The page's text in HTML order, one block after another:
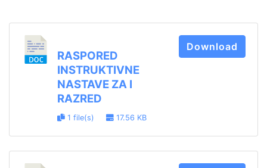
RASPORED
INSTRUKTIVNE
NASTAVE ZA I
RAZRED
1 file(s) 17.56 KB
Download